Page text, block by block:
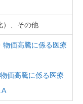
）、その他
物価高騰に係る医療
価高騰に係る医療
A